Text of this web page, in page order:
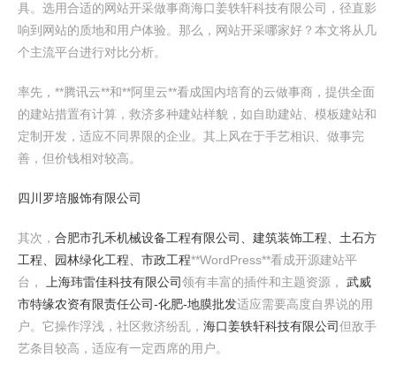
具。选用合适的网站开采做事商海口姜轶轩科技有限公司，径直影
响到网站的质地和用户体验。那么，网站开采哪家好？本文将从几
个主流平台进行对比分析。
率先，**腾讯云**和**阿里云**看成国内培育的云做事商，提供全面
的建站措置有计算，救济多种建站样貌，如自助建站、模板建站和
定制开发，适应不同界限的企业。其上风在于手艺相识、做事完
善，但价钱相对较高。
四川罗培服饰有限公司
其次， 合肥市孔禾机械设备工程有限公司、建筑装饰工程、土石方
工程、园林绿化工程、市政工程**WordPress**看成开源建站平
台，
上海玮雷佳科技有限公司领有丰富的插件和主题资源， 武威
市特缘农资有限责任公司-化肥-地膜批发适应需要高度自界说的用
户。它操作浮浅，社区救济纷乱， 海口姜轶轩科技有限公司但敌手
艺条目较高，适应有一定西席的用户。